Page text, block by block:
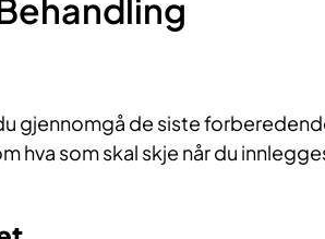
gjennomgå de siste
hva som skal skje når du